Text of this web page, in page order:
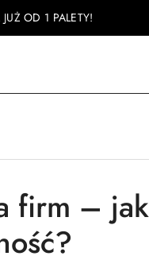
OD 1 PALETY!
firm –